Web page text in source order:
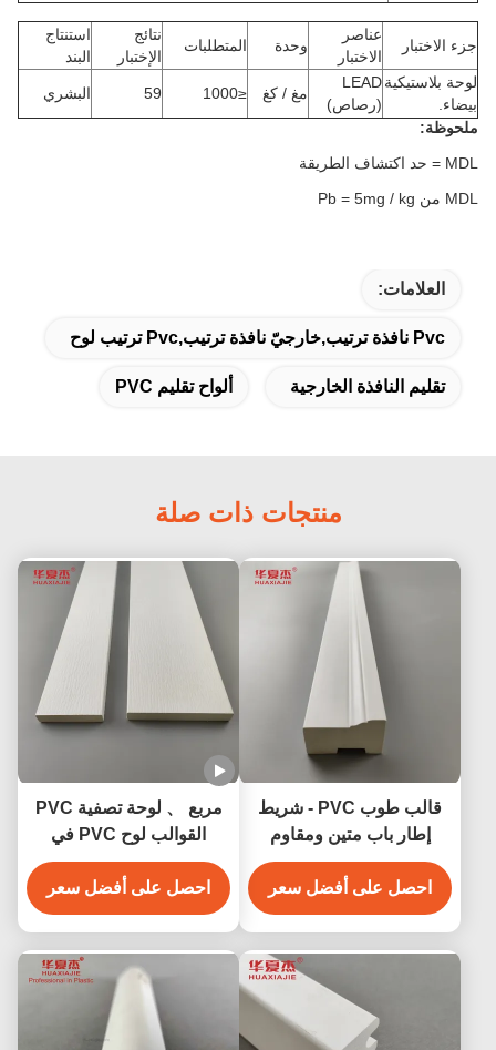
جزء الاختبار
عناصر
الاختبار
وحدة المتطلبات
نتائج
الإختبار
استنتاج
البند
لوحة بلاستيكية
بيضاء.
LEAD
(رصاص)
مغ / كغ ≤1000
59
البشري
ملحوظة:
MDL = حد اكتشاف الطريقة
MDL من Pb = 5mg / kg
العلامات:
Pvc نافذة ترتيب,خارجيّ نافذة ترتيب,pvc ترتيب لوح
تقليم النافذة الخارجية ألواح تقليم PVC
منتجات ذات صلة
قالب طوب PVC - شريط
إطار باب متين ومقاوم
للعوامل الجوية
احصل على أفضل سعر
مربع 、 لوحة تصفية PVC
القوالب لوح PVC في
الأبيض لمجموعة واسعة من
التطبيقات
احصل على أفضل سعر